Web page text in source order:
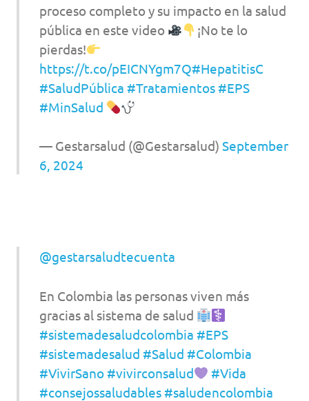
proceso completo y su impacto en la salud
pública en este video
¡No te lo
pierdas!
https://t.co/pEICNYgm7Q#HepatitisC
#SaludPública #Tratamientos #EPS
#MinSalud
— Gestarsalud (@Gestarsalud) September
6, 2024
@gestarsaludtecuenta
En Colombia las personas viven más
gracias al sistema de salud
#sistemadesaludcolombia #EPS
#sistemadesalud #Salud #Colombia
#VivirSano #vivirconsalud
#Vida
#consejossaludables #saludencolombia